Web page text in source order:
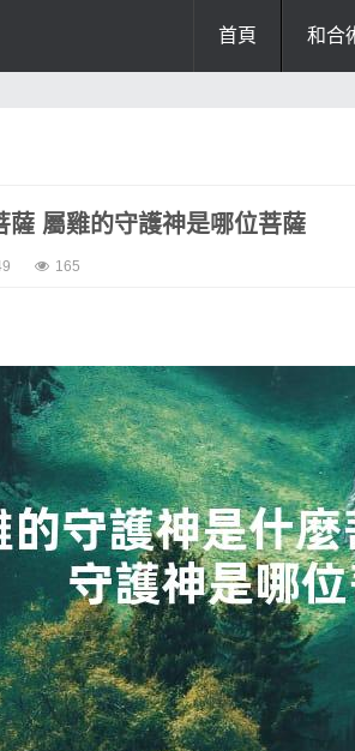
首頁 和合
薩 屬雞的守護神是哪位菩薩
165